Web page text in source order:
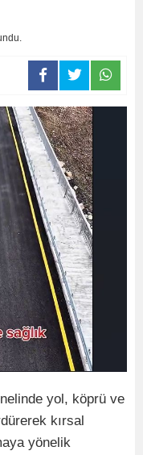
yol, köprü ve
kırsal
yönelik